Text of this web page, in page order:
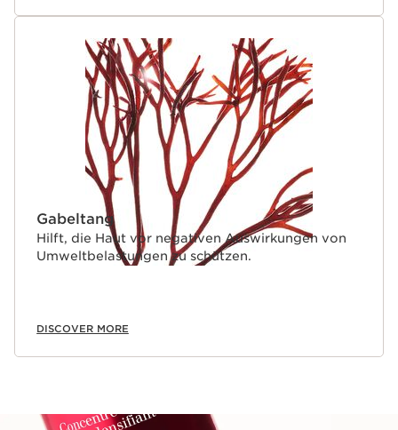
Gabeltang
Hilft, die Haut vor negativen Auswirkungen von
Umweltbelastungen zu schützen.
DISCOVER MORE